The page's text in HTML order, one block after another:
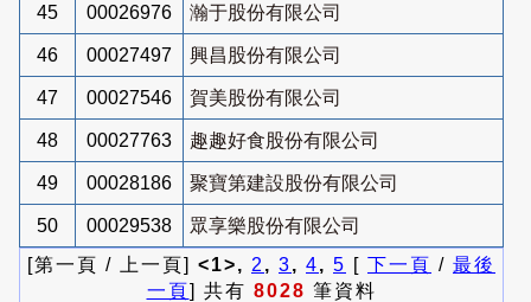
45 00026976 瀚于股份有限公司
46 00027497 興昌股份有限公司
47 00027546 賀美股份有限公司
48 00027763 趣趣好食股份有限公司
49 00028186 聚寶第建設股份有限公司
50 00029538
眾享樂股份有限公司
[第一頁 / 上一頁] <1>, 2 , 3, 4, 5 [ 下一頁 / 最後
一頁] 共有 8028 筆資料